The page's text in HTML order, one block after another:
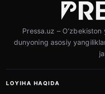
Pressa.uz –
dunyoning asosiy
LOYIHA HAQIDA